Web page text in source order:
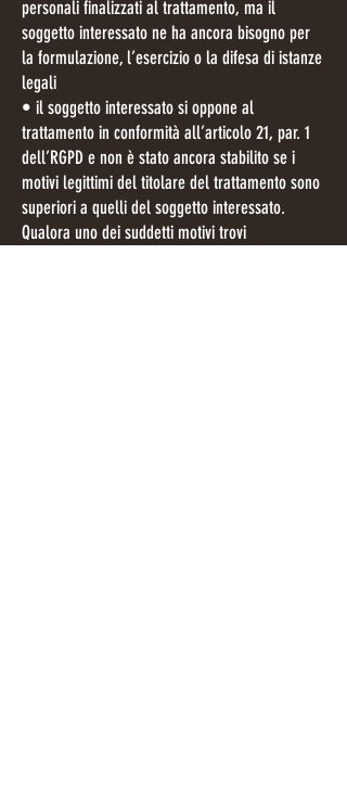
personali finalizzati al trattamento, ma il
soggetto interessato ne ha ancora bisogno per
la formulazione, l’esercizio o la difesa di istanze
legali
• il soggetto interessato si oppone al
trattamento in conformità all’articolo 21, par. 1
dell’RGPD e non è stato ancora stabilito se i
motivi legittimi del titolare del trattamento sono
superiori a quelli del soggetto interessato.
Qualora uno dei suddetti motivi trovi